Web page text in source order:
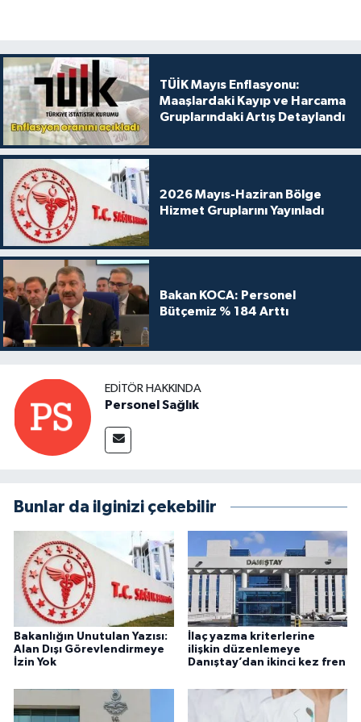
TÜİK Mayıs Enflasyonu:
Maaşlardaki Kayıp ve Harcama
Gruplarındaki Artış Detaylandı
2026 Mayıs-Haziran Bölge
Hizmet Gruplarını Yayınladı
Bakan KOCA: Personel
Bütçemiz % 184 Arttı
EDITÖR HAKKINDA
Personel Sağlık
Bunlar da ilginizi çekebilir
Bakanlığın Unutulan Yazısı:
Alan Dışı Görevlendirmeye
İzin Yok
İlaç yazma kriterlerine
ilişkin düzenlemeye
Danıştay’dan ikinci kez fren